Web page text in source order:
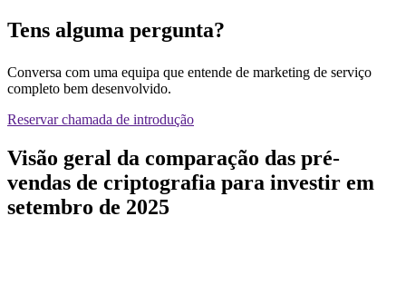
Tens alguma pergunta?
Conversa com uma equipa que entende de marketing de serviço
completo bem desenvolvido.
Reservar chamada de introdução
Visão geral da comparação das pré-
vendas de criptografia para investir em
setembro de 2025